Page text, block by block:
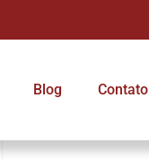
Blog Contato